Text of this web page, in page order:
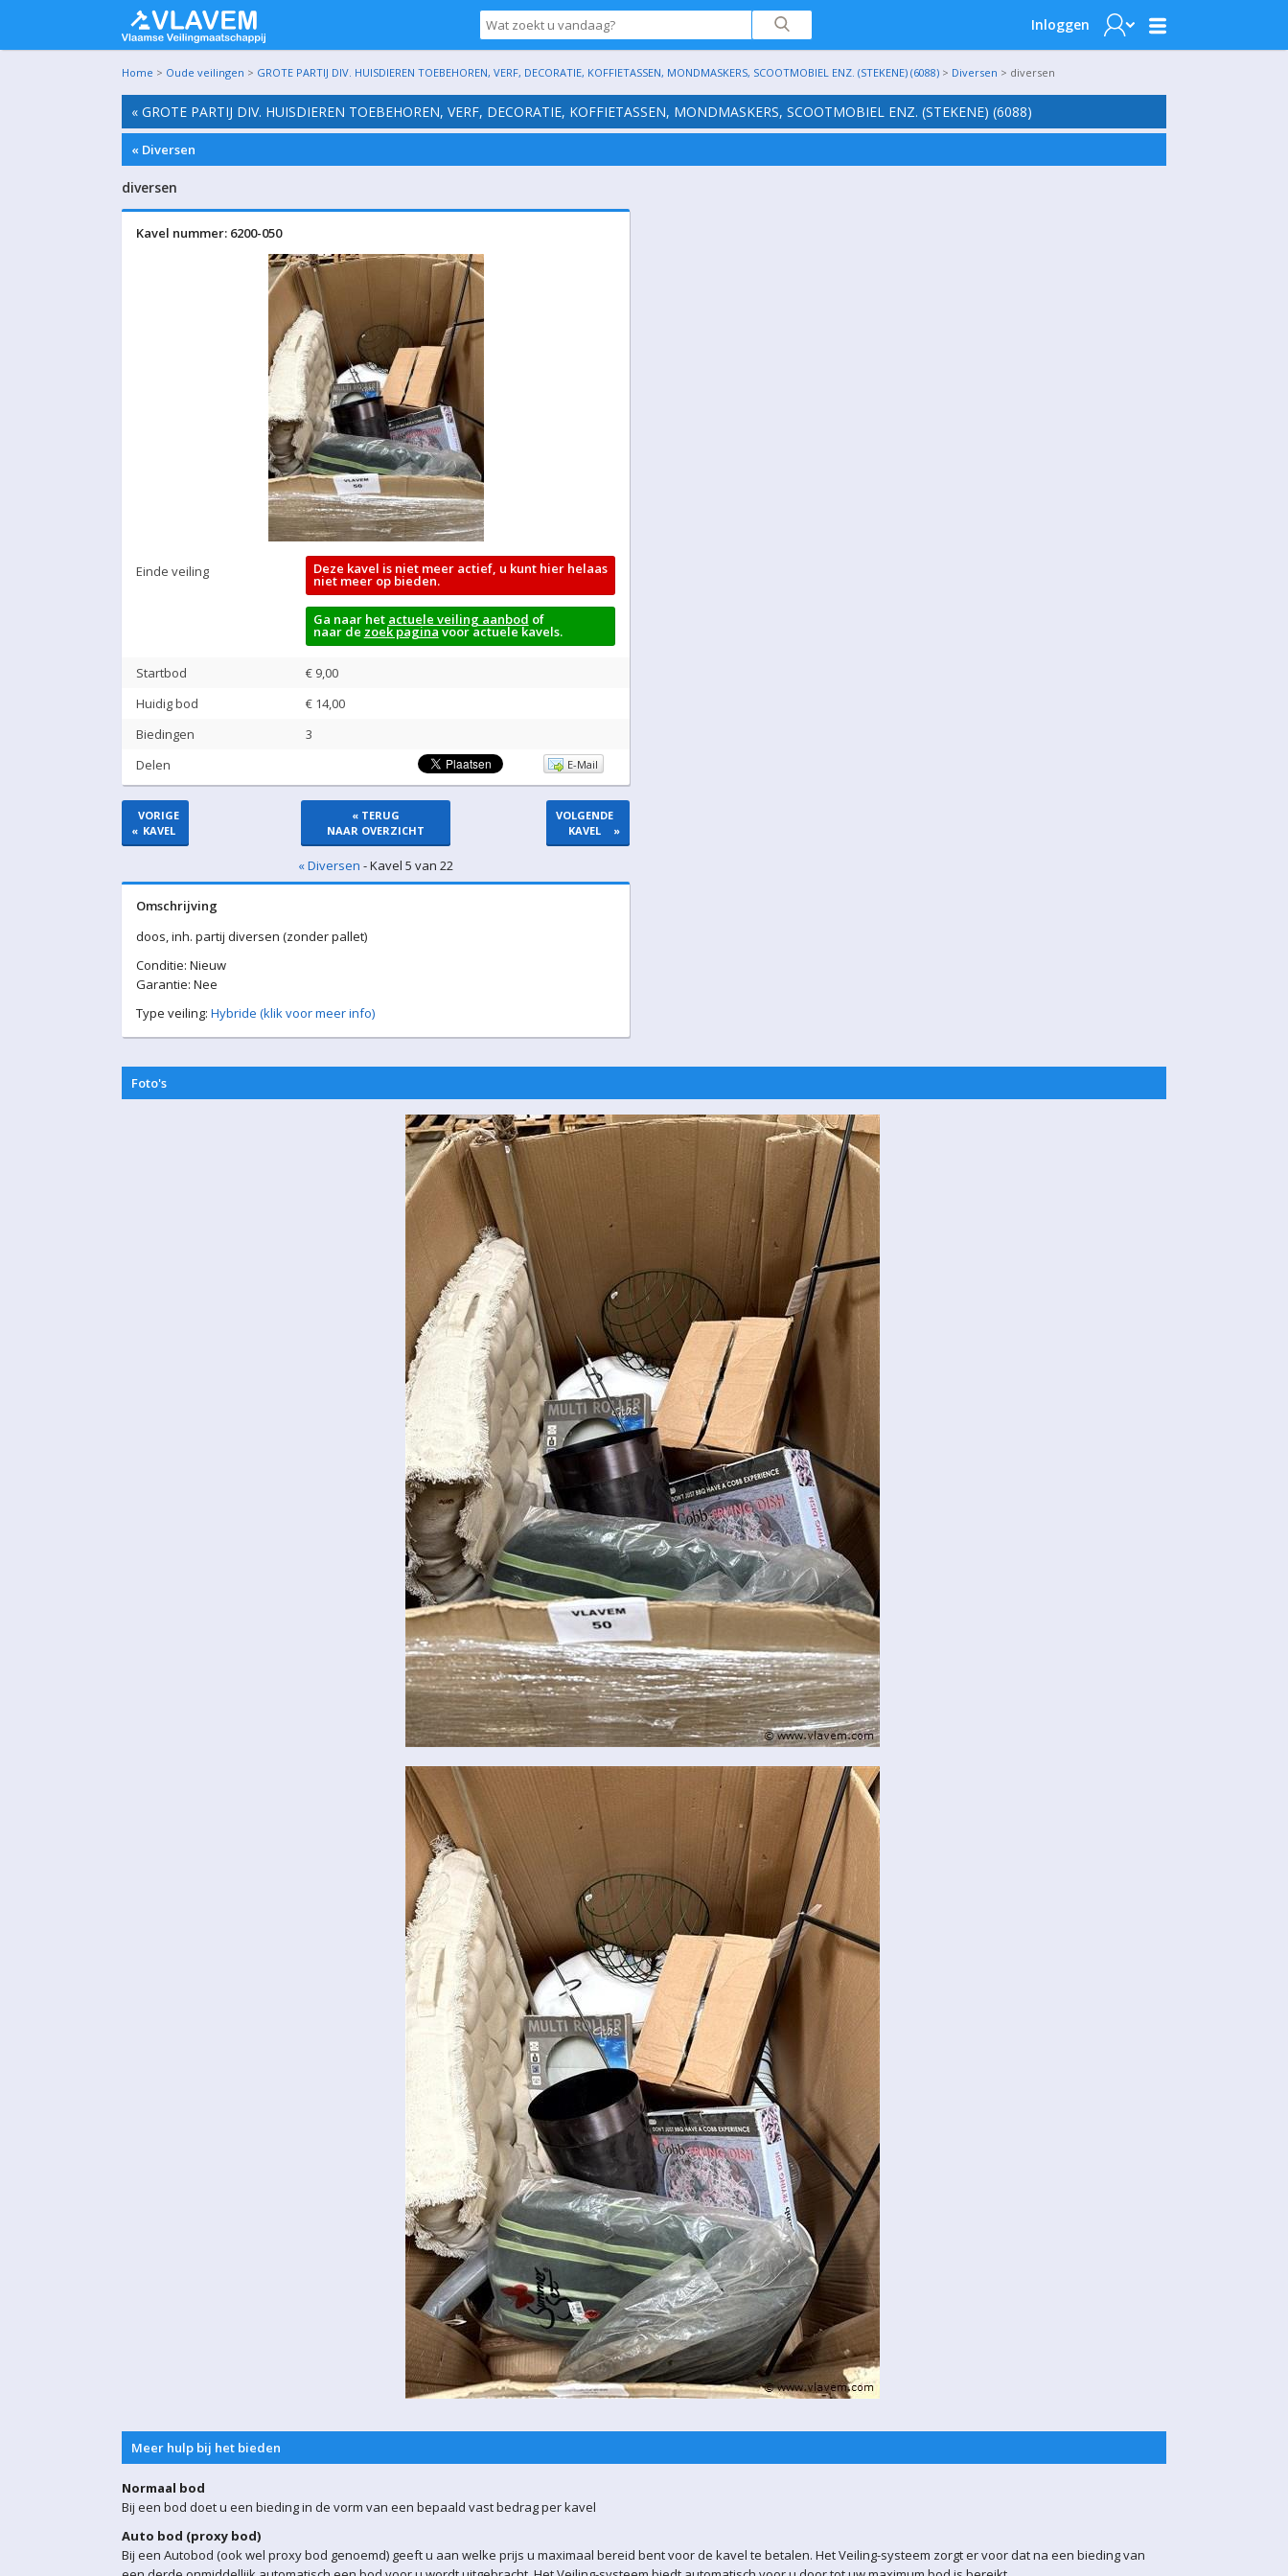
Inloggen
Home > Oude veilingen > GROTE PARTIJ DIV. HUISDIEREN TOEBEHOREN, VERF, DECORATIE, KOFFIETASSEN, MONDMASKERS, SCOOTMOBIEL ENZ. (STEKENE) (6088) > Diversen > diversen
« GROTE PARTIJ DIV. HUISDIEREN TOEBEHOREN, VERF, DECORATIE, KOFFIETASSEN, MONDMASKERS, SCOOTMOBIEL ENZ. (STEKENE) (6088)
« Diversen
diversen
Kavel nummer: 6200-050
Einde veiling Deze kavel is niet meer actief, u kunt hier helaas
niet meer op bieden.
Ga naar het actuele veiling aanbod of
naar de zoek paginavoor actuele kavels.
Startbod
€ 9,00
Huidig bod
€ 14,00
Biedingen
3
Delen
E-Mail
«
VORIGE
KAVEL
« TERUG
NAAR OVERZICHT
VOLGENDE
KAVEL
»
« Diversen - Kavel 5 van 22
Omschrijving
doos, inh. partij diversen (zonder pallet)
Conditie: Nieuw
Garantie: Nee
Type veiling: Hybride (klik voor meer info)
Foto's
Meer hulp bij het bieden
Normaal bod
Bij een bod doet u een bieding in de vorm van een bepaald vast bedrag per kavel
Auto bod (proxy bod)
Bij een Autobod (ook wel proxy bod genoemd) geeft u aan welke prijs u maximaal bereid bent voor de kavel te betalen. Het Veiling-systeem zorgt er voor dat na een bieding van